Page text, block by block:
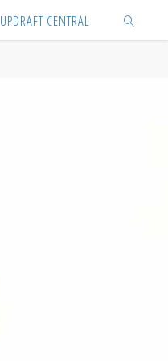
UPDRAFT CENTRAL